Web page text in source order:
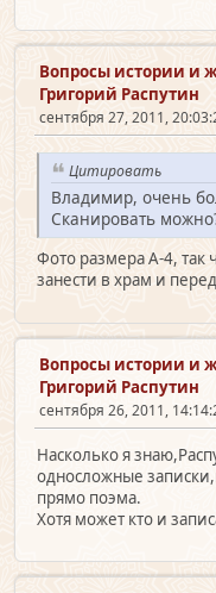
Вопросы истории и
Григорий Распутин
сентября 27, 2011,
Цитировать
Владимир, очень
Сканировать
Фото размера А-4, так
занести в храм и
Вопросы истории и
Григорий Распутин
сентября 26, 2011,
Насколько я
односложные
прямо поэма.
Хотя может кто и